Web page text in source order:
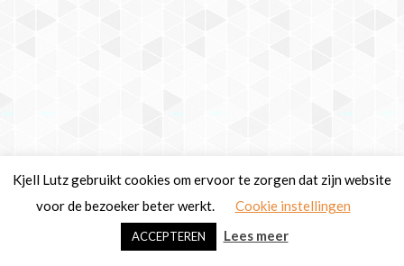
Kjell Lutz gebruikt cookies om ervoor te zorgen dat zijn website
voor de bezoeker beter werkt.
Cookie instellingen
ACCEPTEREN Lees meer